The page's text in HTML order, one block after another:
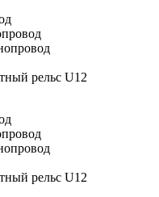
рельс U12
рельс U12